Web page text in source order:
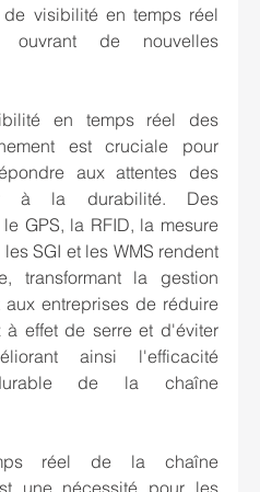
ouvrant de nouvelles
en temps réel des
est cruciale pour
aux attentes des
à la durabilité. Des
GPS, la RFID, la mesure
SGI et les WMS rendent
transformant la gestion
entreprises de réduire
effet de serre et d'éviter
ainsi l'efficacité
de la chaîne
réel de la chaîne
une nécessité pour les